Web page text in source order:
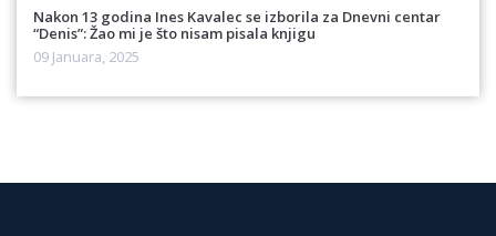
Nakon 13 godina Ines Kavalec se izborila za Dnevni centar
“Denis”: Žao mi je što nisam pisala knjigu
09 Januara, 2025